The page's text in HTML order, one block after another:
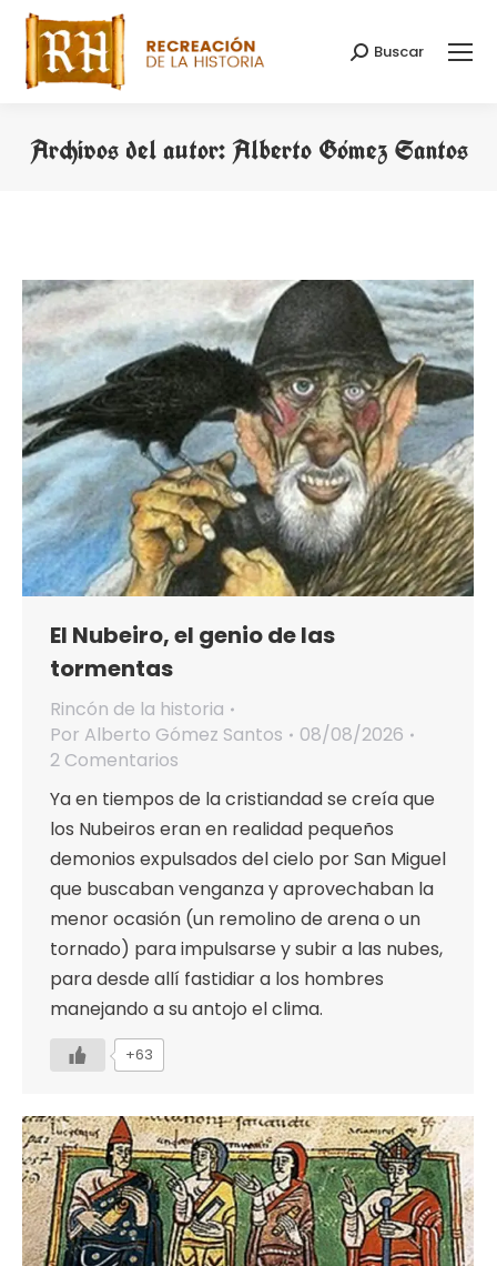
Buscar:
Buscar
Archivos del autor:Alberto Gómez Santos
El Nubeiro, el genio de las
tormentas
Rincón de la historia
Por Alberto Gómez Santos
08/08/2026
2 Comentarios
Ya en tiempos de la cristiandad se creía que
los Nubeiros eran en realidad pequeños
demonios expulsados del cielo por San Miguel
que buscaban venganza y aprovechaban la
menor ocasión (un remolino de arena o un
tornado) para impulsarse y subir a las nubes,
para desde allí fastidiar a los hombres
manejando a su antojo el clima.
+63